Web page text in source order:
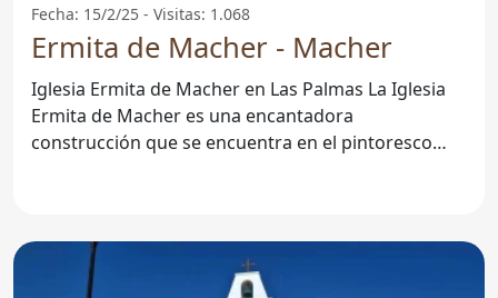
Fecha: 15/2/25 - Visitas: 1.068
Ermita de Macher - Macher
Iglesia Ermita de Macher en Las Palmas La Iglesia
Ermita de Macher es una encantadora
construcción que se encuentra en el pintoresco